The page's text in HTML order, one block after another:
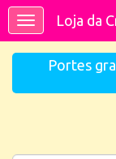
ToggleLoja da
Portes